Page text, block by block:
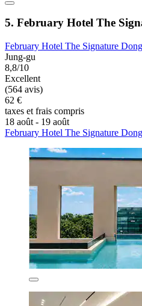
5. February Hotel The
February Hotel The Signature
Jung-gu
8,8/10
Excellent
(564 avis)
62 €
taxes et frais compris
18 août - 19 août
February Hotel The Signature